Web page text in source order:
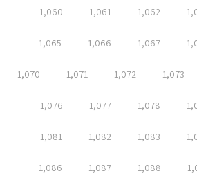
1,060 1,061 1,062
1,065 1,066 1,067
1,070 1,071 1,072 1,073
1,076 1,077 1,078
1,081 1,082 1,083
1,086 1,087 1,088